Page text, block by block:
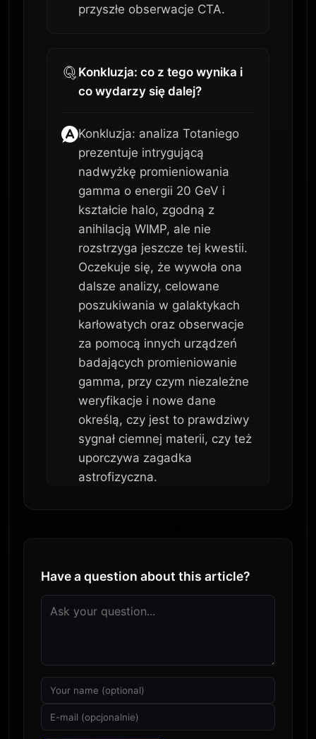
przyszłe obserwacje CTA.
Konkluzja: co z tego wynika i
co wydarzy się dalej?
Konkluzja: analiza Totaniego
prezentuje intrygującą
nadwyżkę promieniowania
gamma o energii 20 GeV i
kształcie halo, zgodną z
anihilacją WIMP, ale nie
rozstrzyga jeszcze tej kwestii.
Oczekuje się, że wywoła ona
dalsze analizy, celowane
poszukiwania w galaktykach
karłowatych oraz obserwacje
za pomocą innych urządzeń
badających promieniowanie
gamma, przy czym niezależne
weryfikacje i nowe dane
określą, czy jest to prawdziwy
sygnał ciemnej materii, czy też
uporczywa zagadka
astrofizyczna.
Have a question about this article?